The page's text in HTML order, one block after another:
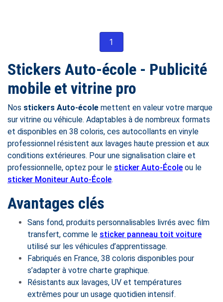
1
Stickers Auto-école - Publicité
mobile et vitrine pro
Nos stickers Auto-école mettent en valeur votre marque
sur vitrine ou véhicule. Adaptables à de nombreux formats
et disponibles en 38 coloris, ces autocollants en vinyle
professionnel résistent aux lavages haute pression et aux
conditions extérieures. Pour une signalisation claire et
professionnelle, optez pour le sticker Auto-École ou le
sticker Moniteur Auto-École.
Avantages clés
Sans fond, produits personnalisables livrés avec film
transfert, comme le sticker panneau toit voiture
utilisé sur les véhicules d’apprentissage.
Fabriqués en France, 38 coloris disponibles pour
s’adapter à votre charte graphique.
Résistants aux lavages, UV et températures
extrêmes pour un usage quotidien intensif.